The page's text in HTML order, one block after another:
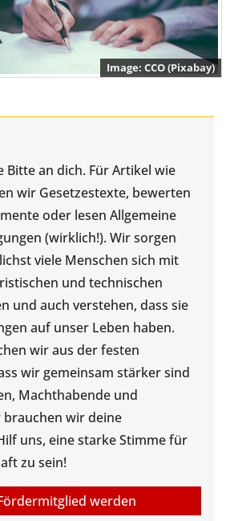
CCO (Pixabay)
Bitte an dich. Für Artikel wie
wir Gesetzestexte, bewerten
oder lesen Allgemeine
(wirklich!). Wir sorgen
viele Menschen sich mit
und technischen
und auch verstehen, dass sie
auf unser Leben haben.
wir aus der festen
wir gemeinsam stärker sind
Machthabende und
brauchen wir deine
uns, eine starke Stimme für
zu sein!
werden